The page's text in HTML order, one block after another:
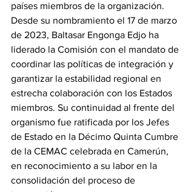
países miembros de la organización.
Desde su nombramiento el 17 de marzo
de 2023, Baltasar Engonga Edjo ha
liderado la Comisión con el mandato de
coordinar las políticas de integración y
garantizar la estabilidad regional en
estrecha colaboración con los Estados
miembros. Su continuidad al frente del
organismo fue ratificada por los Jefes
de Estado en la Décimo Quinta Cumbre
de la CEMAC celebrada en Camerún,
en reconocimiento a su labor en la
consolidación del proceso de